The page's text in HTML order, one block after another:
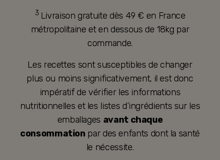
3 Livraison gratuite dès 49 € en France
métropolitaine et en dessous de 18kg par
commande.
Les recettes sont susceptibles de changer
plus ou moins significativement, il est donc
impératif de vérifier les informations
nutritionnelles et les listes d’ingrédients sur les
emballages avant chaque
consommation par des enfants dont la santé
le nécessite.